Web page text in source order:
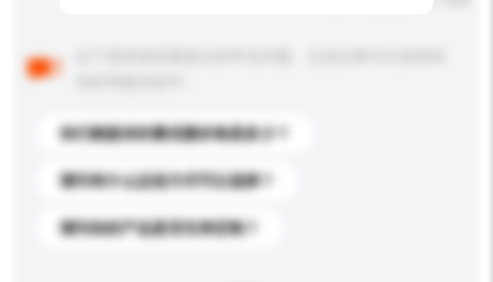
你们能提供的最优惠价格是多少？
请问有什么运送方式可以选择？
请问你的产品是否支持定制？